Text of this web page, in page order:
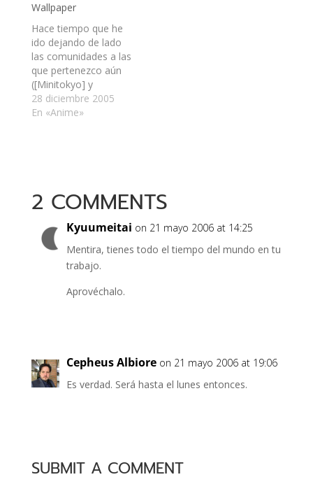
blanco, con efectos
visuales para hartas
cosas y todo suave.
Todo cool. Y bueno,
estoy feliz. Es de esas
compras que cuestan,
…
Wallpaper
Hace tiempo que he
ido dejando de lado
las comunidades a las
que pertenezco aún
([Minitokyo] y
deviantArt) en las que
colocaba mis trabajos
por comenzar a
dedicarme a los
MMORPG…
28 diciembre 2005
En «Anime»
2 COMMENTS
Kyuumeitai on 21 mayo 2006 at 14:25
Mentira, tienes todo el tiempo del mundo en tu
trabajo.
Aprovéchalo.
Cepheus Albiore on 21 mayo 2006 at 19:06
Es verdad. Será hasta el lunes entonces.
SUBMIT A COMMENT